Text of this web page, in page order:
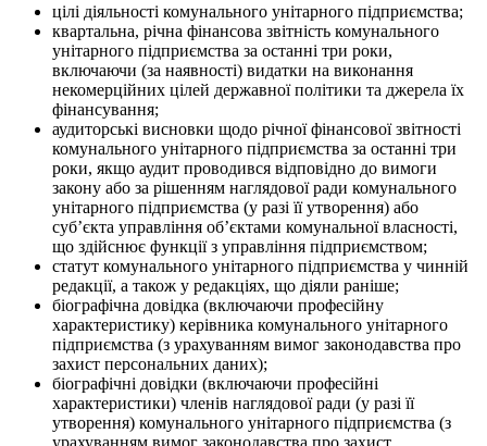
цілі діяльності комунального унітарного підприємства;
квартальна, річна фінансова звітність комунального
унітарного підприємства за останні три роки,
включаючи (за наявності) видатки на виконання
некомерційних цілей державної політики та джерела їх
фінансування;
аудиторські висновки щодо річної фінансової звітності
комунального унітарного підприємства за останні три
роки, якщо аудит проводився відповідно до вимоги
закону або за рішенням наглядової ради комунального
унітарного підприємства (у разі її утворення) або
суб’єкта управління об’єктами комунальної власності,
що здійснює функції з управління підприємством;
статут комунального унітарного підприємства у чинній
редакції, а також у редакціях, що діяли раніше;
біографічна довідка (включаючи професійну
характеристику) керівника комунального унітарного
підприємства (з урахуванням вимог законодавства про
захист персональних даних);
біографічні довідки (включаючи професійні
характеристики) членів наглядової ради (у разі її
утворення) комунального унітарного підприємства (з
урахуванням вимог законодавства про захист